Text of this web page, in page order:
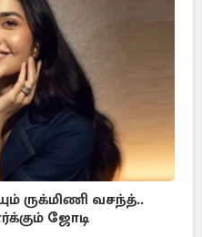
ருக்மிணி வசந்த்..
ஜோடி